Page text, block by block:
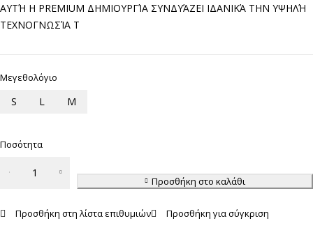
ΑΥΤΉ Η PREMIUM ΔΗΜΙΟΥΡΓΊΑ ΣΥΝΔΥΆΖΕΙ ΙΔΑΝΙΚΆ ΤΗΝ ΥΨΗΛΉ
ΤΕΧΝΟΓΝΩΣΊΑ Τ
Μεγεθολόγιο
S L M
Ποσότητα
ποσότητα
Προσθήκη στο καλάθι
Προσθήκη στη λίστα επιθυμιών Προσθήκη για σύγκριση